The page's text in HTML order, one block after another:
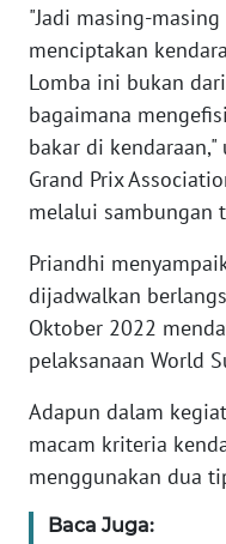
"Jadi masing-
menciptakan
Lomba ini bukan
bagaimana
bakar di
Grand Prix
melalui sambungan
Priandhi
dijadwalkan
Oktober 2022
pelaksanaan World
Adapun dalam
macam kriteria
menggunakan dua
Baca Juga:
WN
SUMUT
WN
JAKARTA
WN
JABAR
WN
BANTEN
NTT
KEPRI